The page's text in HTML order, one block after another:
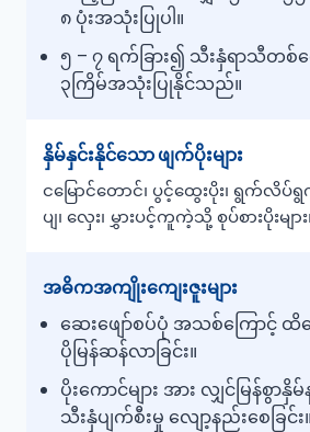
၈ ပုံးအသုံးပြုပါ။
၅ – ၇ ရက်ခြား၍ သီးနှံရာသီတစ်
၃ကြိမ်အသုံးပြုနိုင်သည်။
နှိမ်နှင်းနိုင်သော ဖျက်ပိုးများ
ငမြောင်တောင်၊ ပွင့်ထွေးပိုး၊ ရွက်လိပ်
ပျ၊ လှေး၊ မွှားပင့်ကူကဲ့သို့ စုပ်စားပိုးများ
အဓိကအကျိုးကျေးဇူးများ
ဆေးဖျော်စပ်ပုံ အသစ်ကြောင့်
ပိုမြန်ဆန်လာခြင်း။
ပိုးကောင်များ အား လျှင်မြန်စွာနှိ
သီးနှံပျက်စီးမှု လျော့နည်းစေခြင်း။